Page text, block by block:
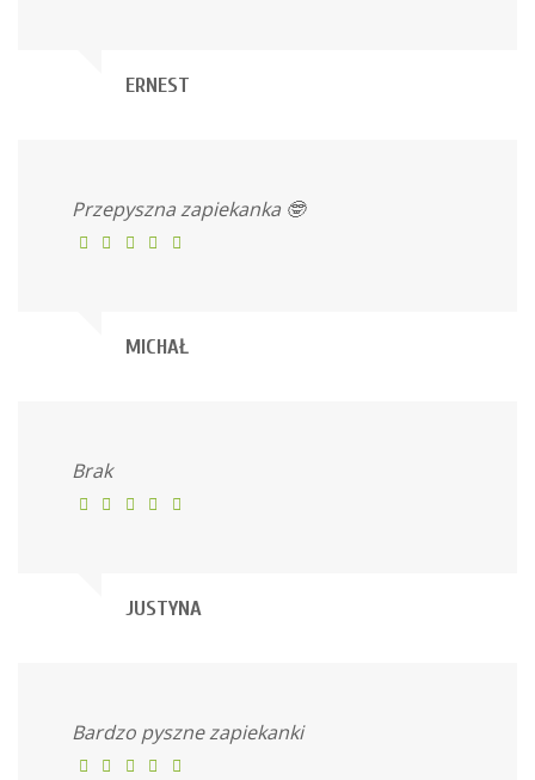
ERNEST
Przepyszna zapiekanka 🤓
MICHAŁ
Brak
JUSTYNA
Bardzo pyszne zapiekanki